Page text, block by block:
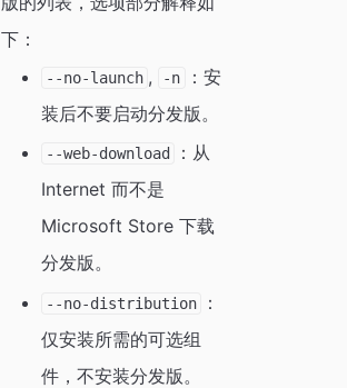
下：
--no-launch , -n
：安
装后不要启动分发版。
--web-download
：从
Internet 而不是
Microsoft Store 下载
分发版。
--no-distribution
：
仅安装所需的可选组
件，不安装分发版。